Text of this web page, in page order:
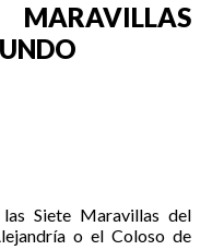
Siete Maravillas del
o el Coloso de